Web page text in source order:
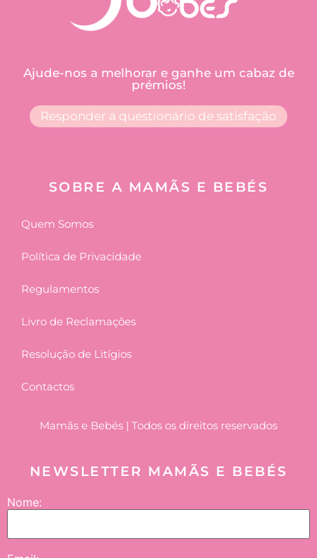
Ajude-nos a melhorar e ganhe um cabaz de
prémios!
Responder a questionário de satisfação
SOBRE A MAMÃS E BEBÉS
Quem Somos
Política de Privacidade
Regulamentos
Livro de Reclamações
Resolução de Litígios
Contactos
Mamãs e Bebés | Todos os direitos reservados
NEWSLETTER MAMÃS E BEBÉS
Nome: